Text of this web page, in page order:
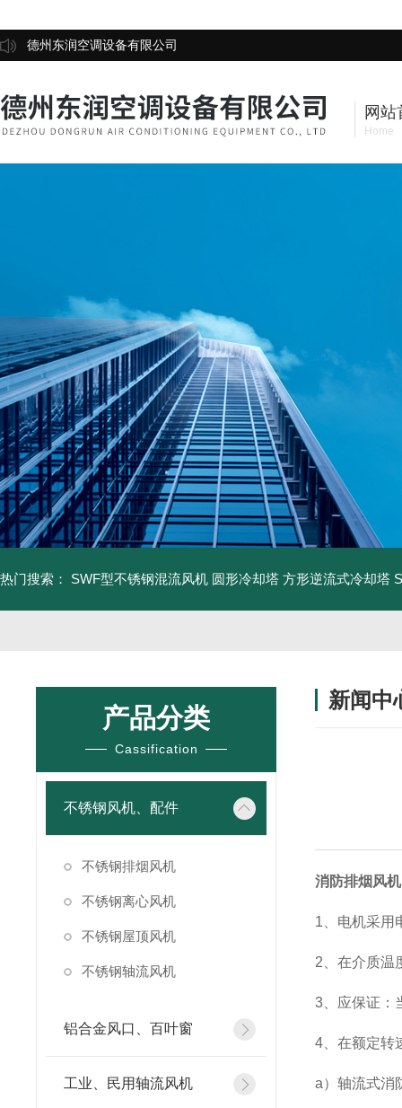
德州东润空调设备有限公司
网站
Home
热门搜索： SWF型不锈钢混流风机 圆形冷却塔 方形逆流式冷却塔
产品分类
Cassification
不锈钢风机、配件
不锈钢排烟风机
不锈钢离心风机
不锈钢屋顶风机
不锈钢轴流风机
铝合金风口、百叶窗
工业、民用轴流风机
新闻中
消防排烟风机
1、电机采用
2、在介质温
3、应保证：
4、在额定转
a）轴流式消